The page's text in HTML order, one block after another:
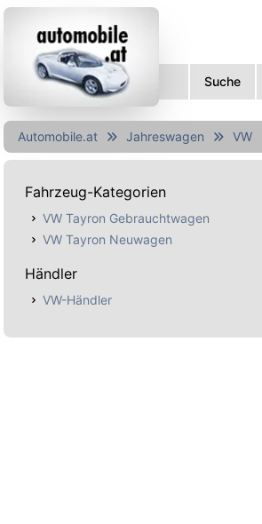
Suche
Automobile.at Jahreswagen VW
Fahrzeug-Kategorien
VW Tayron Gebrauchtwagen
VW Tayron Neuwagen
Händler
VW-Händler